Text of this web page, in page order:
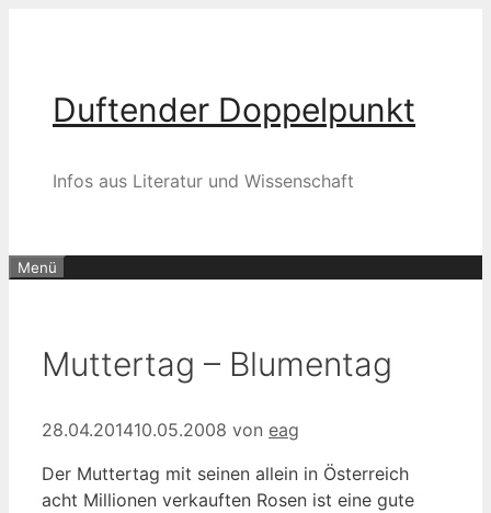
Duftender Doppelpunkt
Infos aus Literatur und Wissenschaft
Menü
Muttertag – Blumentag
28.04.201410.05.2008 von eag
Der Muttertag mit seinen allein in Österreich
acht Millionen verkauften Rosen ist eine gute